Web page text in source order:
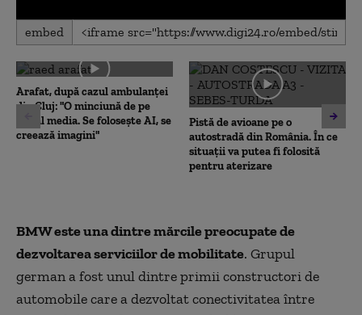
0
seconds
0
seconds
embed
Arafat, după cazul ambulanței
din Cluj: "O minciună de pe
social media. Se folosește AI, se
creează imagini"
Pistă de avioane pe o
autostradă din România. În ce
situații va putea fi folosită
pentru aterizare
BMW este una dintre mărcile preocupate de
dezvoltarea serviciilor de mobilitate. Grupul
german a fost unul dintreprimii constructori de
automobile care a dezvoltat conectivitatea între